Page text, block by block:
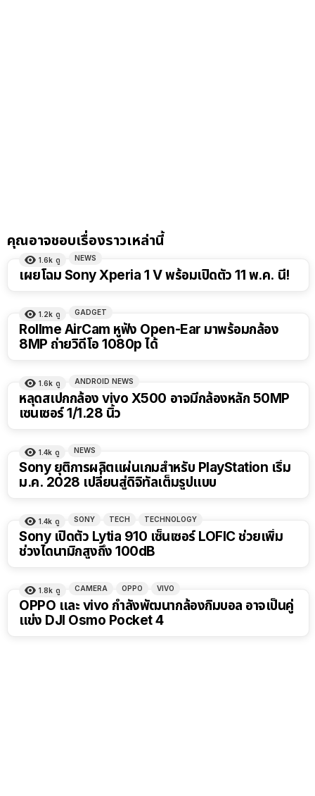
คุณอาจชอบเรื่องราวเหล่านี้
1.6k ดู NEWS
เผยโฉม Sony Xperia 1 V พร้อมเปิดตัว 11 พ.ค. นี้!
1.2k ดู GADGET
Rollme AirCam หูฟัง Open-Ear มาพร้อมกล้อง
8MP ถ่ายวิดีโอ 1080p ได้
1.6k ดู ANDROID NEWS
หลุดสเปกกล้อง vivo X500 อาจมีกล้องหลัก 50MP
เซนเซอร์ 1/1.28 นิ้ว
1.4k ดู NEWS
Sony ยุติการผลิตแผ่นเกมสำหรับ PlayStation เริ่ม
ม.ค. 2028 เปลี่ยนสู่ดิจิทัลเต็มรูปแบบ
1.4k ดู SONY TECH TECHNOLOGY
Sony เปิดตัว Lytia 910 เซ็นเซอร์ LOFIC ช่วยเพิ่ม
ช่วงไดนามิกสูงถึง 100dB
1.8k ดู CAMERA OPPO VIVO
OPPO และ vivo กำลังพัฒนากล้องกิมบอล อาจเป็นคู่
แข่ง DJI Osmo Pocket 4